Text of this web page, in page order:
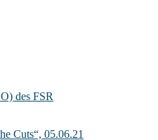
des FSR
Cuts“, 05.06.21